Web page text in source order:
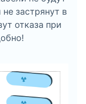
застрянут в
отказа при